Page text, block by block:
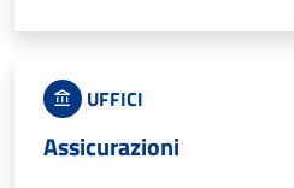
UFFICI
Assicurazioni